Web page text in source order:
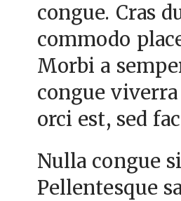
congue. Cras
commodo
Morbi a
congue
orci est, sed
Nulla congue
Pellentesque